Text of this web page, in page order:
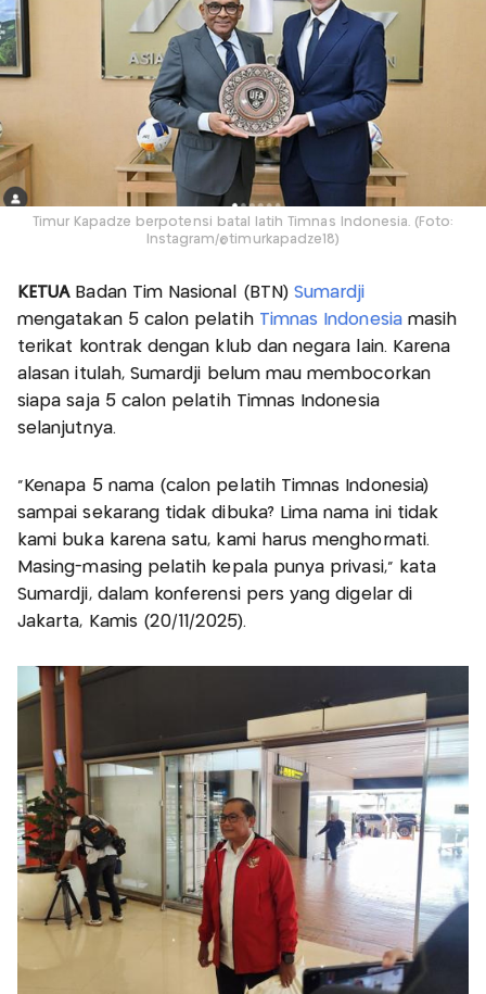
Timur Kapadze berpotensi batal latih Timnas Indonesia. (Foto:
Instagram/@timurkapadze18)
KETUA Badan Tim Nasional (BTN) Sumardji
mengatakan 5 calon pelatih Timnas Indonesiamasih
terikat kontrak dengan klub dan negara lain. Karena
alasan itulah, Sumardji belum mau membocorkan
siapa saja 5 calon pelatih Timnas Indonesia
selanjutnya.
“Kenapa 5 nama (calon pelatih Timnas Indonesia)
sampai sekarang tidak dibuka? Lima nama ini tidak
kami buka karena satu, kami harus menghormati.
Masing-masing pelatih kepala punya privasi,” kata
Sumardji, dalam konferensi pers yang digelar di
Jakarta, Kamis (20/11/2025).